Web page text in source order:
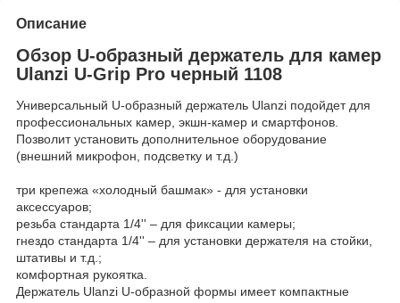
Описание
Обзор U-образный держатель для камер
Ulanzi U-Grip Pro черный 1108
Универсальный U-образный держатель Ulanzi подойдет для
профессиональных камер, экшн-камер и смартфонов.
Позволит установить дополнительное оборудование
(внешний микрофон, подсветку и т.д.)
три крепежа «холодный башмак» - для установки
аксессуаров;
резьба стандарта 1/4'' – для фиксации камеры;
гнездо стандарта 1/4'' – для установки держателя на стойки,
штативы и т.д.;
комфортная рукоятка.
Держатель Ulanzi U-образной формы имеет компактные